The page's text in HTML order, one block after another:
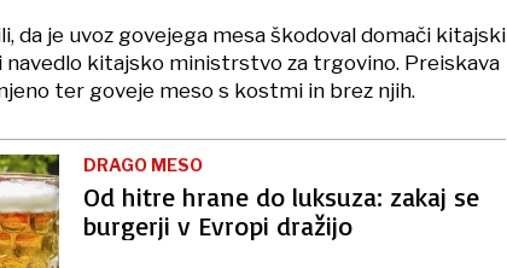
da je uvoz govejega mesa škodoval domači kitajski
navedlo kitajsko ministrstvo za trgovino. Preiskava
ter goveje meso s kostmi in brez njih.
DRAGO MESO
Od hitre hrane do luksuza: zakaj se
burgerji v Evropi dražijo